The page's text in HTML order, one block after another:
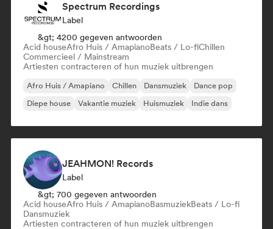
Spectrum Recordings
Label
&gt; 4200 gegeven antwoorden
Acid houseAfro Huis / AmapianoBeats / Lo-fiChillen
Commercieel / Mainstream
Artiesten contracteren of hun muziek uitbrengen
Afro Huis / Amapiano Chillen Dansmuziek
Dance pop
Diepe house
Vakantie muziek Huismuziek Indie dans
JEAHMON! Records
Label
&gt; 700 gegeven antwoorden
Acid houseAfro Huis / AmapianoBasmuziekBeats / Lo-fi
Dansmuziek
Artiesten contracteren of hun muziek uitbrengen